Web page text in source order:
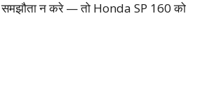
समझौता न करे — तो Honda SP 160 को